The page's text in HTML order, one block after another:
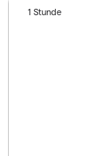
1 Stunde